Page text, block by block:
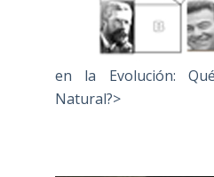
en la Evolución:
Natural?>